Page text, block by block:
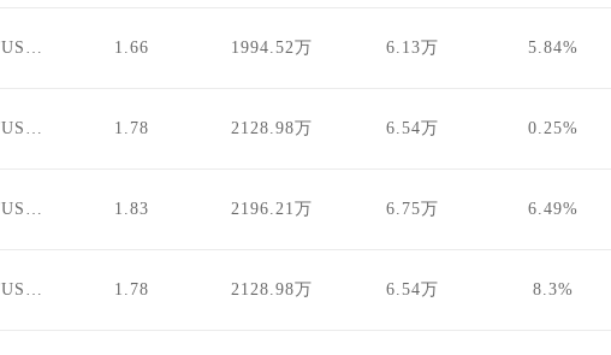
MGCHI/USDT 1.66 1994.52万 6.13万 5.84%
MGCHI/USDT 1.78 2128.98万 6.54万 0.25%
MGCHI/USDT 1.83 2196.21万 6.75万 6.49%
MGCHI/USDT 1.78 2128.98万 6.54万 8.3%